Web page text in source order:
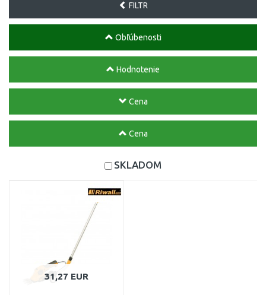
FILTR
Obľúbenosti
Hodnotenie
Cena
Cena
SKLADOM
31,27 EUR